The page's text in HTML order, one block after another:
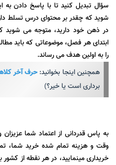
سؤال تبدیل کنید تا با پاسخ دادن
شوید که چقدر بر محتوای درس تسلط
در ذهن خود دارید، متوجه می شوید
ابتدای هر فصل، موضوعاتی که باید
را به اولین هدف می رساند.
همچنین اینجا بخوانید:حرف آخر
برداری است یا خیر؟)
به پاس قدردانی از اعتماد شما
وقت و هزینه تمام شده خرید شما،
خریداری مینمایید، در هر نقطه از کشور